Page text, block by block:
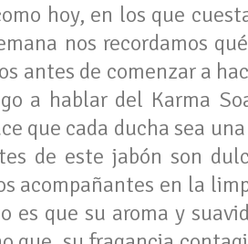
hoy, en los que
nos recordamos
antes de comenzar a
a hablar del Karma
que cada ducha sea
de este jabón son
acompañantes en la
es que su aroma y